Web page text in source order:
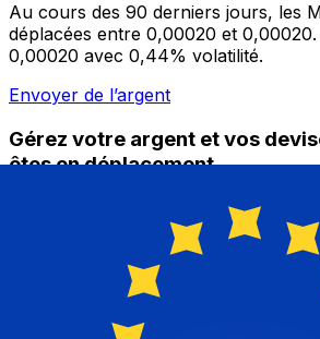
Au cours des 90 derniers jours, les
déplacées entre 0,00020 et
0,00020 avec 0,44% volatilité.
Envoyer de l’argent
Gérez votre argent et vos
êtes en déplacement
L'application Xe réunit toutes les
nécessaires pour vos transferts
et la gestion de vos devises.
programmez des alertes de taux et
l'argent à l'étranger sans frais